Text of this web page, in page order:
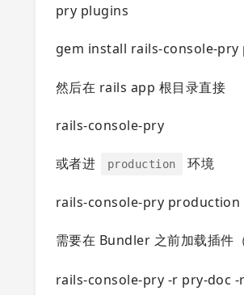
pry plugins
gem install rails-console-
然后在 rails app 根目录直接
rails-console-pry
或者进 production 环境
rails-console-pry production
需要在 Bundler 之前加载插件
rails-console-pry -r pry-doc